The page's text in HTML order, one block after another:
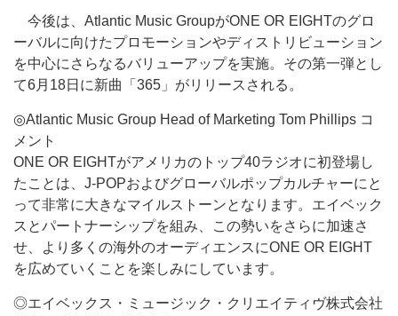
今後は、Atlantic Music GroupがONE OR EIGHTのグロ
ーバルに向けたプロモーションやディストリビューション
を中心にさらなるバリューアップを実施。その第一弾とし
て6月18日に新曲「365」がリリースされる。
◎Atlantic Music Group Head of Marketing Tom Phillips コ
メント
ONE OR EIGHTがアメリカのトップ40ラジオに初登場し
たことは、J-POPおよびグローバルポップカルチャーにと
って非常に大きなマイルストーンとなります。エイベック
スとパートナーシップを組み、この勢いをさらに加速さ
せ、より多くの海外のオーディエンスにONE OR EIGHT
を広めていくことを楽しみにしています。
◎エイベックス・ミュージック・クリエイティヴ株式会社